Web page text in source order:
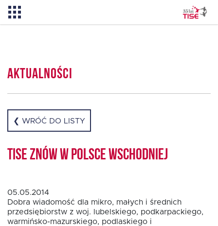
Dlaczego TISE?
Pożyczka rozwojowa TISE – NOWOŚĆ!
Oferta dla NGO/PES
Aktualności
❮ WRÓĆ DO LISTY
TISE znów w Polsce Wschodniej
05.05.2014
Dobra wiadomość dla mikro, małych i średnich
przedsiębiorstw z woj. lubelskiego, podkarpackiego,
warmińsko-mazurskiego, podlaskiego i